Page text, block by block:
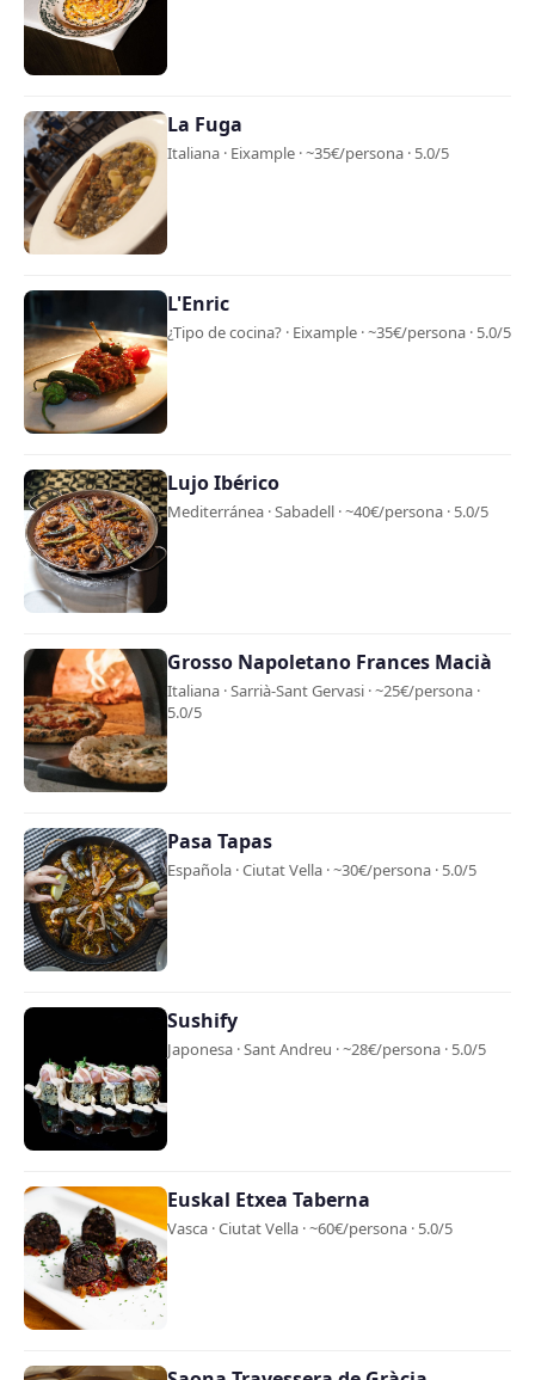
La Fuga
Italiana · Eixample · ~35€/persona · 5.0/5
L'Enric
¿Tipo de cocina? · Eixample · ~35€/persona · 5.0/5
Lujo Ibérico
Mediterránea · Sabadell · ~40€/persona · 5.0/5
Grosso Napoletano Frances Macià
Italiana · Sarrià-Sant Gervasi · ~25€/persona ·
5.0/5
Pasa Tapas
Española · Ciutat Vella · ~30€/persona · 5.0/5
Sushify
Japonesa · Sant Andreu · ~28€/persona · 5.0/5
Euskal Etxea Taberna
Vasca · Ciutat Vella · ~60€/persona · 5.0/5